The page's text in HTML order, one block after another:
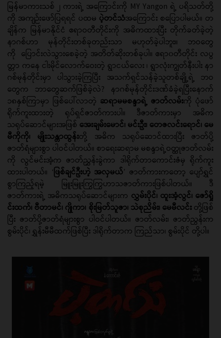
မြန်မာကားသစ် ၂ ကားရဲ့ အကြောင်းကို MY Yangon ရဲ့ ပရိသတ်တို့
ကို အကျဉ်းဖော်ပြရရင် ပထမ ပဲ့တင်သံအကြောင်း စပြောပါမယ်။ တ
ချိန်က မြန်မာနိုင်ငံ ဧရာဝတီတိုင်းကို အဓိကထားပြီး တိုက်ခတ်ခဲ့တဲ့
နာဂစ်ဟာ မုန်တိုင်းတစ်ခုတည်းသာ မဟုတ်ခဲ့ပါဘူး။ ဘဝတွေ
ကို ပြောင်းလဲသွားစေခဲ့တဲ့ အတိတ်ဆိုးတစ်ခုပါ။ ဧရာ၀တီတိုင်း လပွ
တ္တာ ကနေ ငါးမိုင်လောက်ဝေးတဲ့ ရွာငယ်လေး ၊ ရွာလုံးကျွတ်နီးပါး နာ
ဂစ်မုန်တိုင်းမှာ ပါသွားခဲ့ကြပြီး အသက်ရှင်သန်ခဲ့သူတစ်ချို့ရဲ့ ဘဝ
တွေက ဘာတွေဆက်ဖြစ်ခဲ့လဲ? နာဂစ်မုန်တိုင်းဒဏ်ခံခဲ့ရပြီး‌နောက်
၁၈နှစ်ကြာမှာ ဖြစ်ပေါ်လာတဲ့ ဆရာမမစန္ဒာရဲ့ ဇာတ်လမ်းကို ပုံဖော်
ရိုက်ကူးထားတဲ့ ရုပ်ရှင်ဇာတ်ကားပါ။ ဒီဇာတ်ကားမှာ အဓိက
သရုပ်ဆောင်များအဖြစ် အေးချမ်းမောင်၊ မင်းဦး၊ တေဇလင်းရောင်၊ မေ
မီကိုကို၊ မျိုးသန္တာထွန်းတို့ အဓိက သရုပ်ဆောင်ထားပြီး ဇာတ်ပို့
ဇာတ်ရံများစွာ ပါဝင်ပါတယ်။ စာရေးဆရာမ မစန္ဒာရဲ့ဝတ္ထုဇာတ်လမ်း
ကို လွင်မင်းအံ့က ဇာတ်ညွှန်းခွဲကာ ဒါရိုက်တာကောင်းဇံမှ ရိုက်ကူး
ထားပါတယ်။ ‘ ဖြစ်ချင်ဦးဟဲ့ အလှမယ်’ ဇာတ်ကားကတော့ ပျော်ရွှင်
စွာကြည့်ရမဲ့ မြူးမြူးကြွကြွဟာသဇာတ်ကားဖြစ်ပါတယ်။ ဒီ
ဇာတ်ကားရဲ့ အဓိကသရုပ်ဆောင်များက လွှမ်းပိုင်၊ ထူးအံ့လွင်၊ ဇော်ရှို
င်းထက်၊ ဗီတာမင်၊ ဂျိုကာ၊ စိုးမြတ်သူဇာ၊ သဲစုညိမ်း၊ မေမီလင်းတို့ဖြစ်
ပြီး ဇာတ်ပို့ဇာတ်ရံများစွာ ပါဝင်ပါတယ်။ ဇာတ်လမ်း၊ ဇာတ်ညွန်းက
စွမ်းပိုင်၊ ရွှန်းမီမီထက်ဖြစ်ပြီး ဒါရိုက်တာက ကြည်သာ၊ စွမ်းပိုင် တို့ပါ။